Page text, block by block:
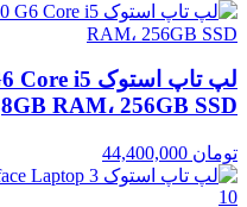
8GB RAM، 256GB SSD
تومان